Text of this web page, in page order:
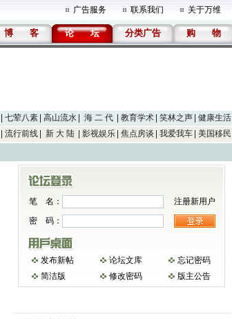
广告服务 联系我们 关于万维
博 客 论 坛 分类广告 购 物
七荤八素 高山流水 海 二 代 教育学术 笑林之声
健康生活
流行前线 新 大 陆 影视娱乐 焦点房谈 我爱我车 美国移民
笔 名：
注册新用户
密 码：
发布新帖 论坛文库
忘记密码
简洁版
修改密码 版主公告